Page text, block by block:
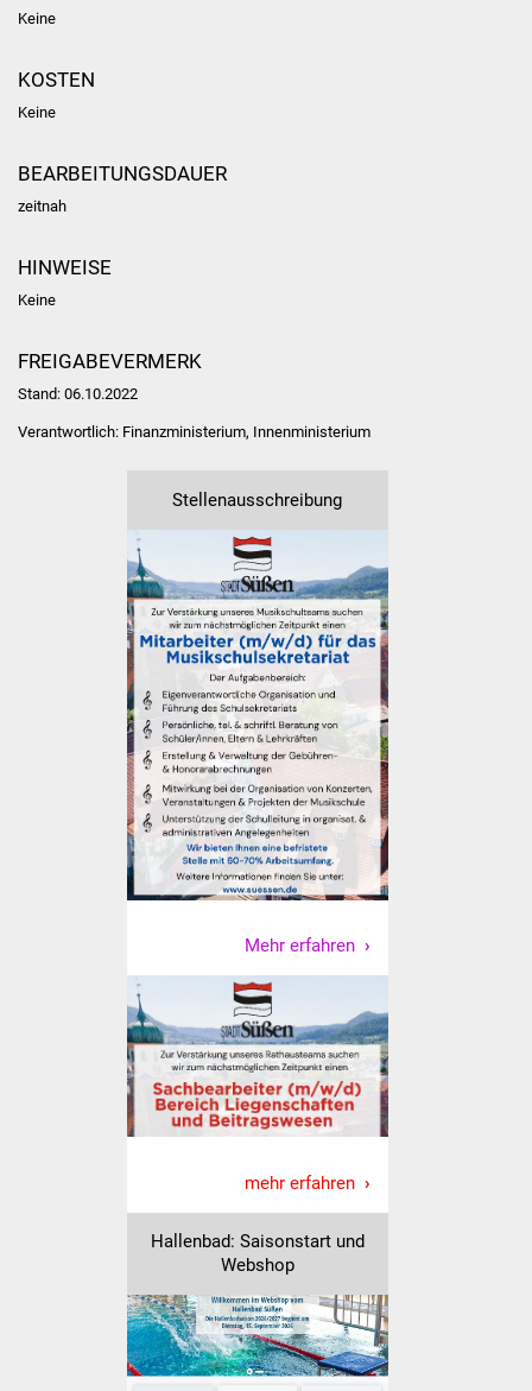
Kirchen
Fachteam Jugend
Kinder- und
Familienzentrum
Stadtwerke
Suenergie
NETZMonitor
Gesundheit und Notfall
Pflege von Angehörigen
Hitzewarnung / UV-
Index
Bürgerbus (MOBS)
Abfall und Entsorgung
Kultur & Freizeit
Veranstaltungen
Keine
KOSTEN
Keine
BEARBEITUNGSDAUER
zeitnah
HINWEISE
Keine
FREIGABEVERMERK
Stand: 06.10.2022
Verantwortlich: Finanzministerium, Innenministerium
Stellenausschreibung
Mehr erfahren
mehr erfahren
Hallenbad: Saisonstart und
Webshop